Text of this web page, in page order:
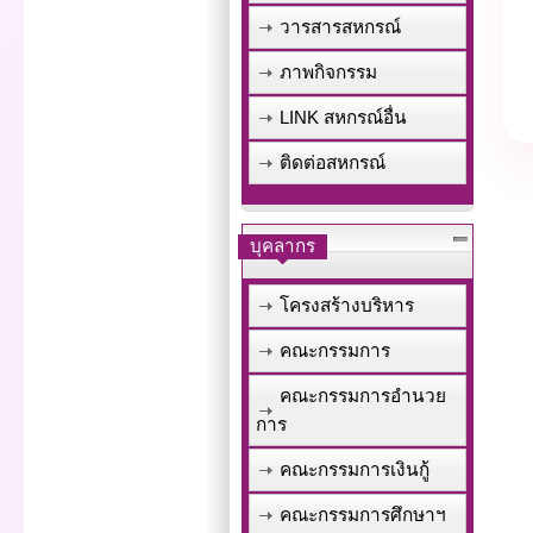
วารสารสหกรณ์
ภาพกิจกรรม
LINK สหกรณ์อื่น
ติดต่อสหกรณ์
บุคลากร
โครงสร้างบริหาร
คณะกรรมการ
คณะกรรมการอำนวย
การ
คณะกรรมการเงินกู้
คณะกรรมการศึกษาฯ